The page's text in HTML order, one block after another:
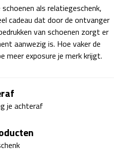
als relatiegeschenk,
cadeau dat door de ontvanger
van schoenen zorgt er
aanwezig is. Hoe vaker de
meer exposure je merk krijgt.
je achteraf